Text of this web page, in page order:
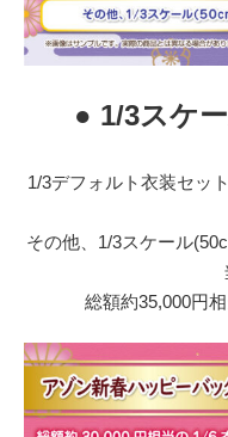
● 1/3スケ
1/3デフォルト衣装セッ
その他、1/3スケール
総額約35,000円